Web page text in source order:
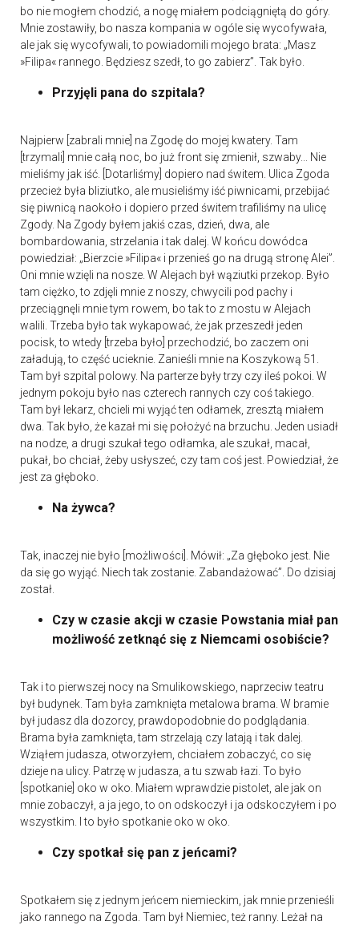
bo nie mogłem chodzić, a nogę miałem podciągniętą do góry.
Mnie zostawiły, bo nasza kompania w ogóle się wycofywała,
ale jak się wycofywali, to powiadomili mojego brata: „Masz
»Filipa« rannego. Będziesz szedł, to go zabierz”. Tak było.
Przyjęli pana do szpitala?
Najpierw [zabrali mnie] na Zgodę do mojej kwatery. Tam
[trzymali] mnie całą noc, bo już front się zmienił, szwaby... Nie
mieliśmy jak iść. [Dotarliśmy] dopiero nad świtem. Ulica Zgoda
przecież była bliziutko, ale musieliśmy iść piwnicami, przebijać
się piwnicą naokoło i dopiero przed świtem trafiliśmy na ulicę
Zgody. Na Zgody byłem jakiś czas, dzień, dwa, ale
bombardowania, strzelania i tak dalej. W końcu dowódca
powiedział: „Bierzcie »Filipa« i przenieś go na drugą stronę Alei”.
Oni mnie wzięli na nosze. W Alejach był wąziutki przekop. Było
tam ciężko, to zdjęli mnie z noszy, chwycili pod pachy i
przeciągnęli mnie tym rowem, bo tak to z mostu w Alejach
walili. Trzeba było tak wykapować, że jak przeszedł jeden
pocisk, to wtedy [trzeba było] przechodzić, bo zaczem oni
załadują, to część ucieknie. Zanieśli mnie na Koszykową 51.
Tam był szpital polowy. Na parterze były trzy czy ileś pokoi. W
jednym pokoju było nas czterech rannych czy coś takiego.
Tam był lekarz, chcieli mi wyjąć ten odłamek, zresztą miałem
dwa. Tak było, że kazał mi się położyć na brzuchu. Jeden usiadł
na nodze, a drugi szukał tego odłamka, ale szukał, macał,
pukał, bo chciał, żeby usłyszeć, czy tam coś jest. Powiedział, że
jest za głęboko.
Na żywca?
Tak, inaczej nie było [możliwości]. Mówił: „Za głęboko jest. Nie
da się go wyjąć. Niech tak zostanie. Zabandażować”. Do dzisiaj
został.
Czy w czasie akcji w czasie Powstania miał pan
możliwość zetknąć się z Niemcami osobiście?
Tak i to pierwszej nocy na Smulikowskiego, naprzeciw teatru
był budynek. Tam była zamknięta metalowa brama. W bramie
był judasz dla dozorcy, prawdopodobnie do podglądania.
Brama była zamknięta, tam strzelają czy latają i tak dalej.
Wziąłem judasza, otworzyłem, chciałem zobaczyć, co się
dzieje na ulicy. Patrzę w judasza, a tu szwab łazi. To było
[spotkanie] oko w oko. Miałem wprawdzie pistolet, ale jak on
mnie zobaczył, a ja jego, to on odskoczył i ja odskoczyłem i po
wszystkim. I to było spotkanie oko w oko.
Czy spotkał się pan z jeńcami?
Spotkałem się z jednym jeńcem niemieckim, jak mnie przenieśli
jako rannego na Zgoda. Tam był Niemiec, też ranny. Leżał na